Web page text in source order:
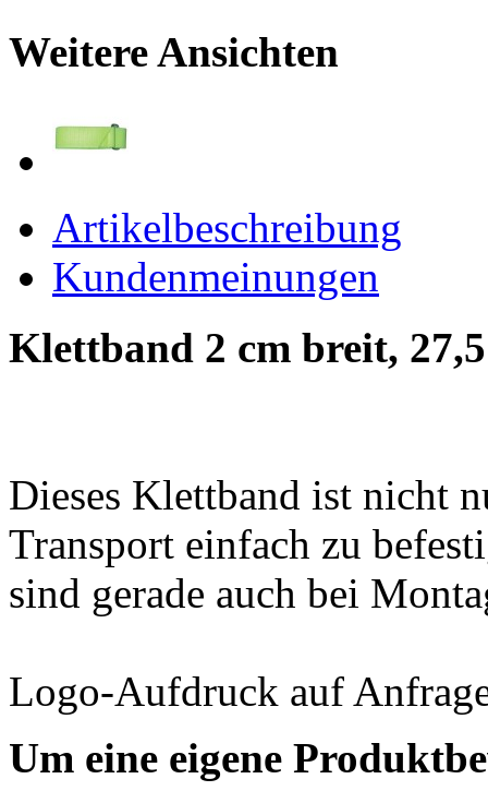
Weitere Ansichten
Artikelbeschreibung
Kundenmeinungen
Klettband 2 cm breit,
Dieses Klettband ist nicht
Transport einfach zu
sind gerade auch bei
Logo-Aufdruck auf
Um eine eigene